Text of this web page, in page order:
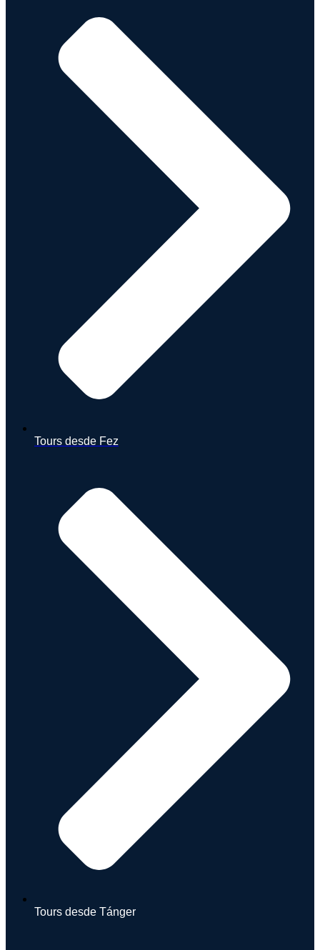
Tours desde Fez
Tours desde Tánger